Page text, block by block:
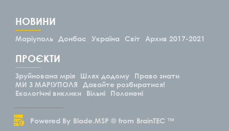
НОВИНИ
Маріуполь Донбас Україна Світ Архив 2017-2021
ПРОЄКТИ
Зруйнована мрія Шлях додому
Право знати
МИ З МАРІУПОЛЯ
Давайте розбиратися!
Екологічні виклики
Вільні Полонені
Powered By Blade.MSP ® from BrainTEC ™